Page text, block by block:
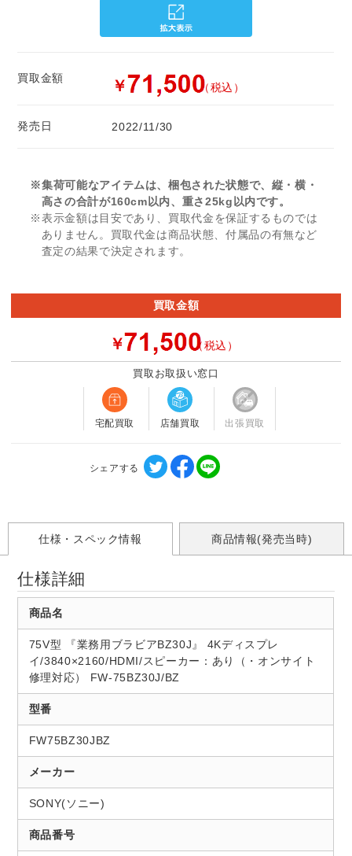
買取金額 ￥ （税込）
発売日 2022/11/30
※集荷可能なアイテムは、梱包された状態で、縦・横・
高さの合計が160cm以内、重さ25kg以内です。
※表示金額は目安であり、買取代金を保証するものでは
ありません。買取代金は商品状態、付属品の有無など
査定の結果で決定されます。
買取金額
￥ （税込）
買取お取扱い窓口
宅配買取 店舗買取 出張買取
シェアする
仕様・スペック情報 商品情報(発売当時)
仕様詳細
商品名
75V型 『業務用ブラビアBZ30J』 4Kディスプレ
イ/3840×2160/HDMI/スピーカー：あり（・オンサイト
修理対応） FW-75BZ30J/BZ
型番
FW75BZ30JBZ
メーカー
SONY(ソニー)
商品番号